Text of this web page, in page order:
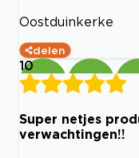
Oostduinkerke
delen
10
Super netjes
verwachtingen!!